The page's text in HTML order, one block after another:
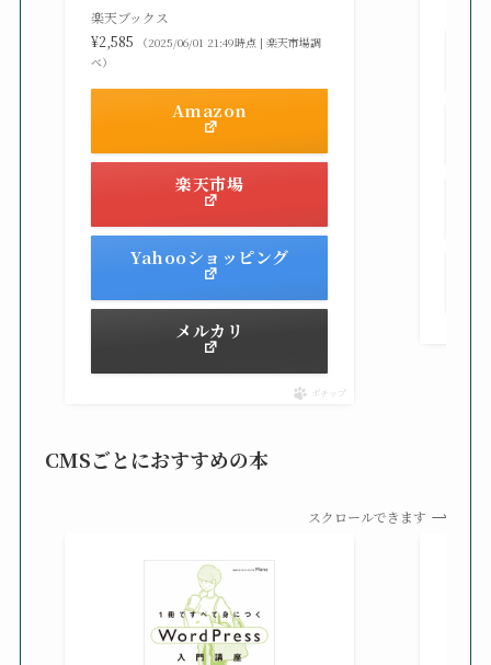
楽天ブックス
¥2,585
（2025/06/01 21:49時点 | 楽天市場調
べ）
Amazon
楽天市場
Yahooショッピング
メルカリ
ポチップ
CMSごとにおすすめの本
スクロールできます